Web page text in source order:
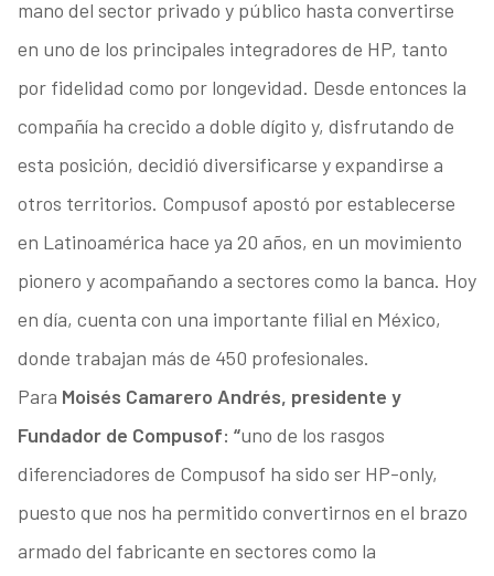
mano del sector privado y público hasta convertirse
en uno de los principales integradores de HP, tanto
por fidelidad como por longevidad. Desde entonces la
compañía ha crecido a doble dígito y, disfrutando de
esta posición, decidió diversificarse y expandirse a
otros territorios. Compusof apostó por establecerse
en Latinoamérica hace ya 20 años, en un movimiento
pionero y acompañando a sectores como la banca. Hoy
en día, cuenta con una importante filial en México,
donde trabajan más de 450 profesionales.
Para Moisés Camarero Andrés, presidente y
Fundador de Compusof: “uno de los rasgos
diferenciadores de Compusof ha sido ser HP-only,
puesto que nos ha permitido convertirnos en el brazo
armado del fabricante en sectores como la